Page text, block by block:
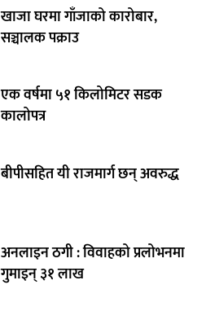
खाजा घरमा गाँजाको कारोबार,
सञ्चालक पक्राउ
एक वर्षमा ५१ किलोमिटर सडक
कालोपत्र
बीपीसहित यी राजमार्ग छन् अवरुद्ध
अनलाइन ठगी : विवाहको प्रलोभनमा
गुमाइन् ३१ लाख